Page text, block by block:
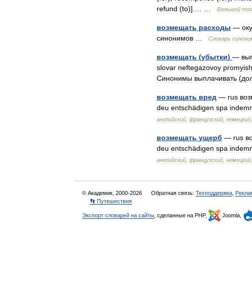
refund (to)].… … Большой
возмещать расходы —
синонимов
Словарь
возмещать (убытки) —
slovar neftegazovoy
Синонимы выплачивать (
возмещать вред — rus
deu entschädigen spa
английский французский немецкий
возмещать ущерб — rus
deu entschädigen spa
английский французский немецкий
© Академик, 2000-2026 Обратная связь: Техподдержка
👣 Путешествия
Экспорт словарей на сайты , сделанные на PHP, Joomla,